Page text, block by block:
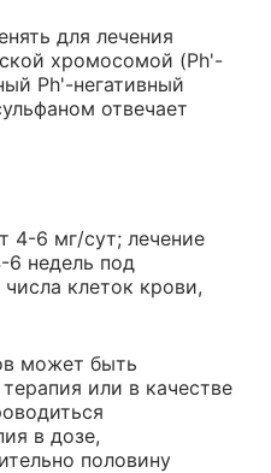
для лечения
хромосомой (Ph'-
Ph'-негативный
отвечает
4-6 мг/сут; лечение
6 недель под
клеток крови,
может быть
или в качестве
в дозе,
половину